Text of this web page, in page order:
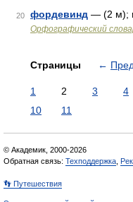
20 фордевинд — (2 м);
Орфографический
Страницы ←
1 2 3 4
10
11
© Академик, 2000-2026
Обратная связь: Техподдержка
👣 Путешествия